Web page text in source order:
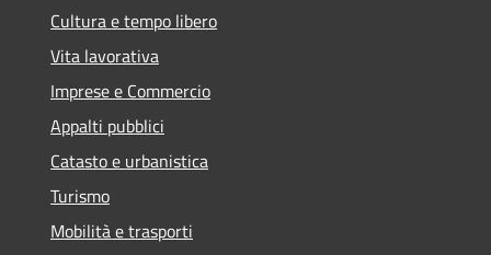
Cultura e tempo libero
Vita lavorativa
Imprese e Commercio
Appalti pubblici
Catasto e urbanistica
Turismo
Mobilità e trasporti